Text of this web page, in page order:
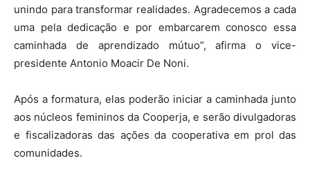
unindo para transformar realidades. Agradecemos a cada
uma pela dedicação e por embarcarem conosco essa
caminhada de aprendizado mútuo”, afirma o vice-
presidente Antonio Moacir De Noni.
Após a formatura, elas poderão iniciar a caminhada junto
aos núcleos femininos da Cooperja, e serão divulgadoras
e fiscalizadoras das ações da cooperativa em prol das
comunidades.